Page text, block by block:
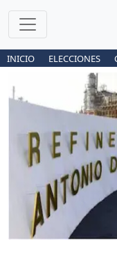
INICIO ELECCIONES